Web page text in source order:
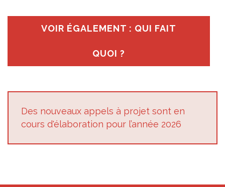
VOIR ÉGA­LE­MENT : QUI FAIT
QUOI ?
Des nou­veaux appels à pro­jet sont en
cours d'éla­bo­ra­tion pour l’an­née 2026